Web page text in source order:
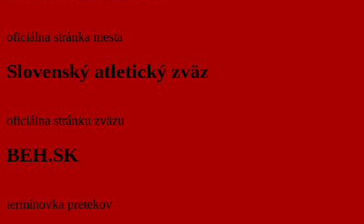
oficiálna stránka mesta
Slovenský atletický zväz
oficiálna stránku zväzu
BEH.SK
termínovka pretekov